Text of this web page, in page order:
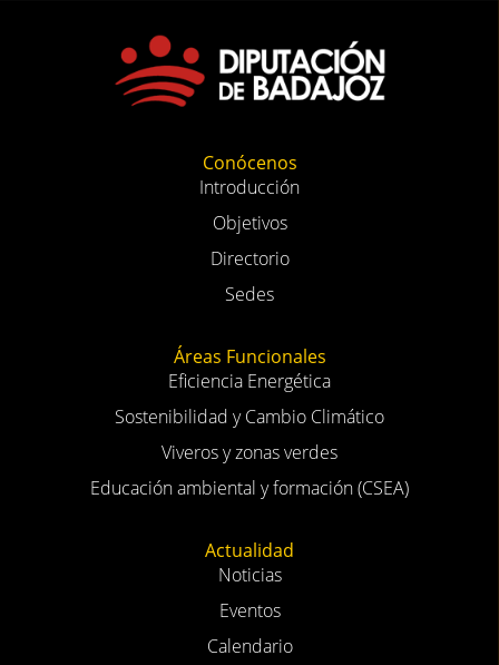
Conócenos
Introducción
Objetivos
Directorio
Sedes
Áreas Funcionales
Eficiencia Energética
Sostenibilidad y Cambio Climático
Viveros y zonas verdes
Educación ambiental y formación (CSEA)
Actualidad
Noticias
Eventos
Calendario